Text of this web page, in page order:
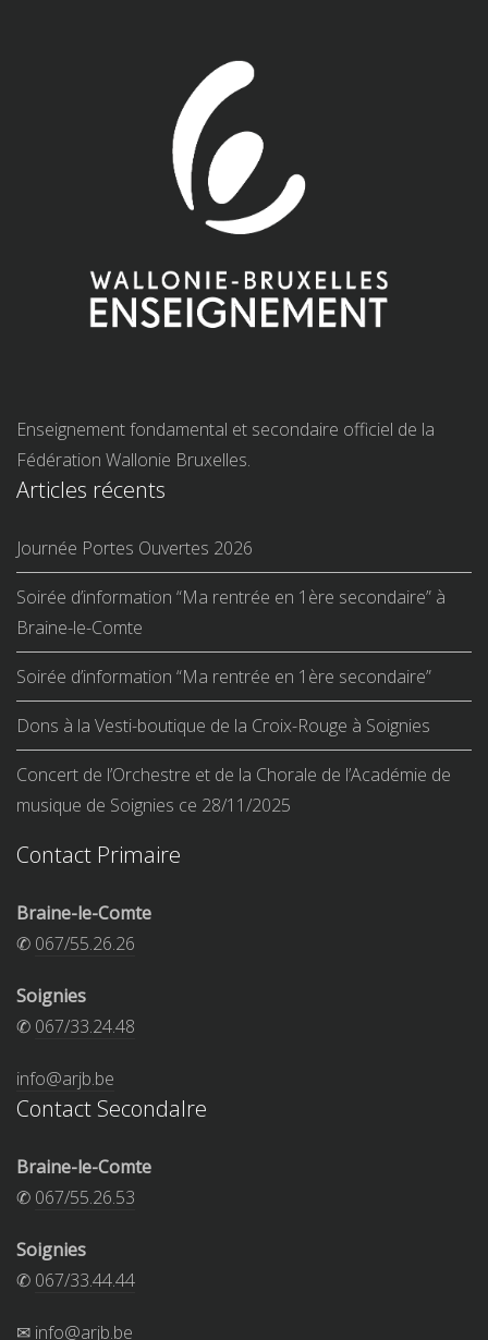
Enseignement fondamental et secondaire officiel de la
Fédération Wallonie Bruxelles.
Articles récents
Journée Portes Ouvertes 2026
Soirée d’information “Ma rentrée en 1ère secondaire” à
Braine-le-Comte
Soirée d’information “Ma rentrée en 1ère secondaire”
Dons à la Vesti-boutique de la Croix-Rouge à Soignies
Concert de l’Orchestre et de la Chorale de l’Académie de
musique de Soignies ce 28/11/2025
Contact Primaire
Braine-le-Comte
✆ 067/55.26.26
Soignies
✆ 067/33.24.48
info@arjb.be
Contact Secondalre
Braine-le-Comte
✆ 067/55.26.53
Soignies
✆ 067/33.44.44
✉ info@arjb.be